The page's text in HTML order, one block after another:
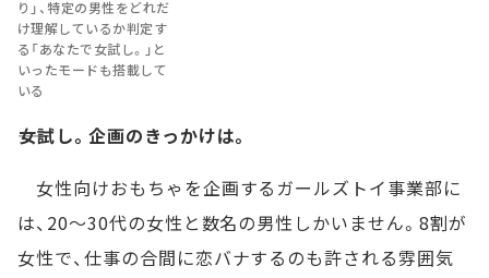
り」、特定の男性をどれだ
け理解しているか判定す
る「あなたで女試し。」と
いったモードも搭載して
いる
――女試し。企画のきっかけは。
女性向けおもちゃを企画するガールズトイ事業部に
は、20～30代の女性と数名の男性しかいません。8割が
女性で、仕事の合間に恋バナするのも許される雰囲気